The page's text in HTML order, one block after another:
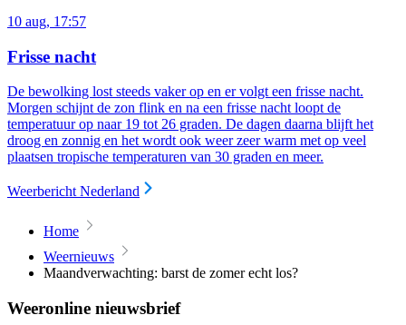
10 aug, 17:57
Frisse nacht
De bewolking lost steeds vaker op en er volgt een frisse nacht.
Morgen schijnt de zon flink en na een frisse nacht loopt de
temperatuur op naar 19 tot 26 graden. De dagen daarna blijft het
droog en zonnig en het wordt ook weer zeer warm met op veel
plaatsen tropische temperaturen van 30 graden en meer.
Weerbericht Nederland
Home
Weernieuws
Maandverwachting: barst de zomer echt los?
Weeronline nieuwsbrief